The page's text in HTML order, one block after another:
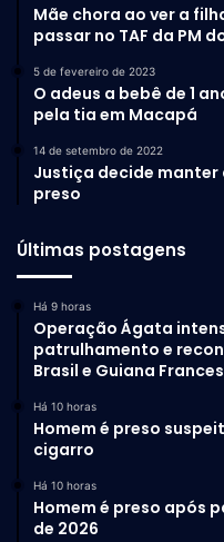
Mãe chora ao ver a
passar no TAF da PM
5 de fevereiro de 2023
O adeus a bebê de 1
pela tia em Macapá
14 de setembro de 2022
Justiça decide
preso
Últimas postagens
Há 9 horas
Operação Ágata
patrulhamento e
Brasil e Guiana
Há 10 horas
Homem é preso
cigarro
Há 10 horas
Homem é preso após
de 2026